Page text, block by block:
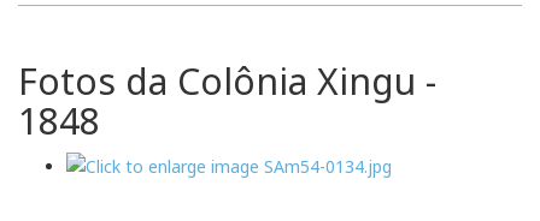
Fotos da Colônia Xingu -
1848